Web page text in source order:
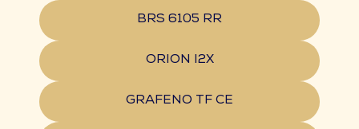
BRS 6105 RR
ORION I2X
GRAFENO TF CE